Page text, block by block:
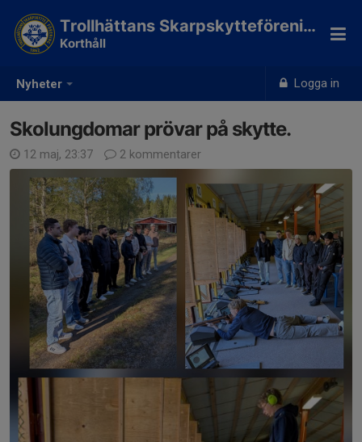
Nyheter Logga in
Trollhättans Skarpskytteförening
Korthåll
Skolungdomar prövar på skytte.
12 maj, 23:37 2 kommentarer